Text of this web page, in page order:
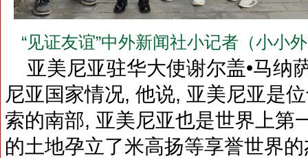
“见证友谊”中外新闻社小记者（小小
亚美尼亚驻华大使谢尔盖•马纳
尼亚国家情况, 他说, 亚美尼亚是
索的南部, 亚美尼亚也是世界上第
的土地孕立了米高扬等享誉世界